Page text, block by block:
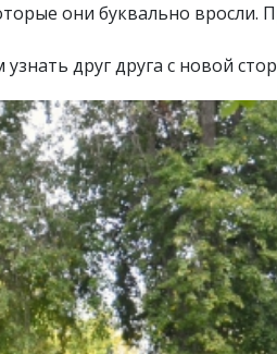
они буквально вросли.
друг друга с новой